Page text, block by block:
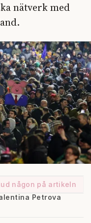
nätverk med
någon på artikeln
Petrova